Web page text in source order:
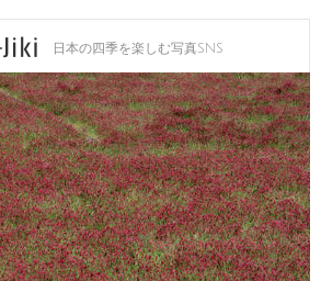
日本の四季を楽しむ写真SNS